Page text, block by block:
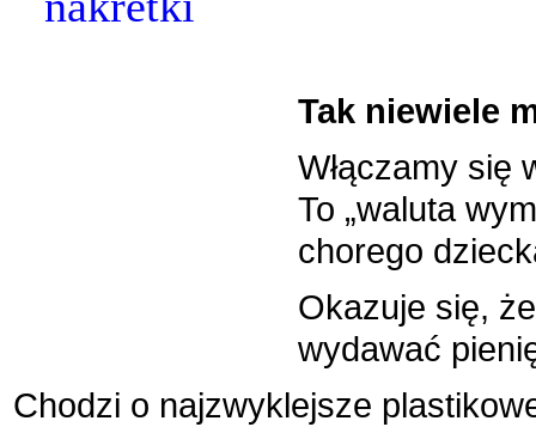
Tak niewiele
Włączamy się
To „waluta
chorego
Okazuje się,
wydawać
Chodzi o najzwyklejsze